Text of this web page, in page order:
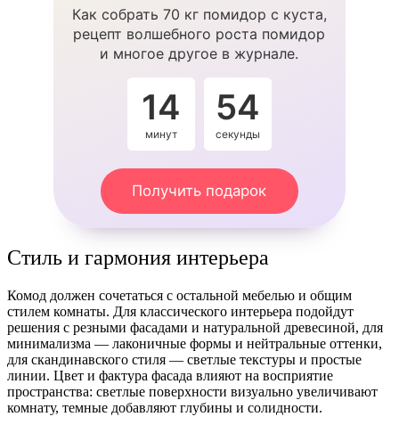
Как собрать 70 кг помидор с куста,
рецепт волшебного роста помидор
и многое другое в журнале.
14
минут
54
секунды
Получить подарок
Стиль и гармония интерьера
Комод должен сочетаться с остальной мебелью и общим
стилем комнаты. Для классического интерьера подойдут
решения с резными фасадами и натуральной древесиной, для
минимализма — лаконичные формы и нейтральные оттенки,
для скандинавского стиля — светлые текстуры и простые
линии. Цвет и фактура фасада влияют на восприятие
пространства: светлые поверхности визуально увеличивают
комнату, темные добавляют глубины и солидности.